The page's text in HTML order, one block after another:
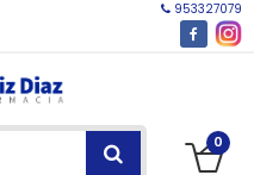
953327079
0